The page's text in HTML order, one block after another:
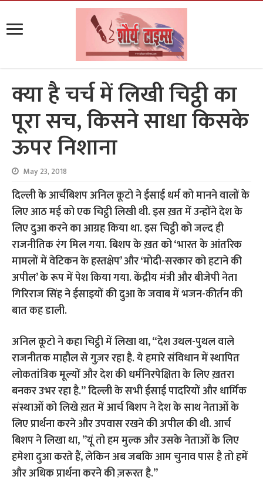
क्या है चर्च में लिखी चिट्ठी का
पूरा सच, किसने साधा किसके
ऊपर निशाना
May 23, 2018
दिल्ली के आर्चबिशप अनिल कूटो ने ईसाई धर्म को मानने वालों के
लिए आठ मई को एक चिट्ठी लिखी थी. इस ख़त में उन्होंने देश के
लिए दुआ करने का आग्रह किया था.इस चिट्ठी को जल्द ही
राजनीतिक रंग मिल गया. बिशप के ख़त को ‘भारत के आंतरिक
मामलों में वेटिकन के हस्तक्षेप’ और ‘मोदी-सरकार को हटाने की
अपील’ के रूप में पेश किया गया.केंद्रीय मंत्री और बीजेपी नेता
गिरिराज सिंह ने ईसाइयों की दुआ के जवाब में भजन-कीर्तन की
बात कह डाली.
अनिल कूटो ने कहा चिट्ठी में लिखा था, “देश उथल-पुथल वाले
राजनीतक माहौल से गुज़र रहा है. ये हमारे संविधान में स्थापित
लोकतांत्रिक मूल्यों और देश की धर्मनिरपेक्षिता के लिए ख़तरा
बनकर उभर रहा है.”दिल्ली के सभी ईसाई पादरियों और धार्मिक
संस्थाओं को लिखे ख़त में आर्च बिशप ने देश के साथ नेताओं के
लिए प्रार्थना करने और उपवास रखने की अपील की थी.आर्च
बिशप ने लिखा था, ”यूं तो हम मुल्क और उसके नेताओं के लिए
हमेशा दुआ करते हैं, लेकिन अब जबकि आम चुनाव पास है तो हमें
और अधिक प्रार्थना करने की ज़रूरत है.”